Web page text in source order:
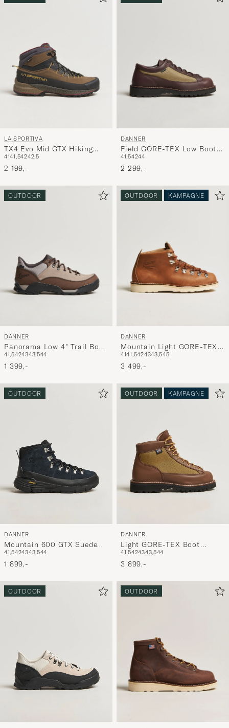
LA SPORTIVA
TX4 Evo Mid GTX Hiking
Boots Mocha/Savana
4141,54242,5
2 199,-
DANNER
Field GORE-TEX Low Boot
Brown
41,54244
2 299,-
OUTDOOR
DANNER
Panorama Low 4" Trail Boot
Brown/Taupe
41,5424343,544
1 399,-
OUTDOOR KAMPAGNE
DANNER
Mountain Light GORE-TEX
Boot Kenton
4141,5424343,545
3 499,-
OUTDOOR
DANNER
Mountain 600 GTX Suede
Trail Boot Black
41,5424343,544
1 899,-
OUTDOOR KAMPAGNE
DANNER
Light GORE-TEX Boot
Brown
41,5424343,544
3 899,-
OUTDOOR OUTDOOR